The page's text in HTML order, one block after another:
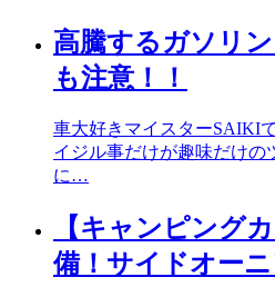
高騰するガソリ
も注意！！
車大好きマイスターSAIKI
イジル事だけが趣味だけの
に…
【キャンピング
備！サイドオーニ